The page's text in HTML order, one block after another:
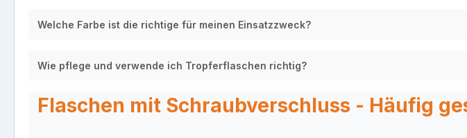
Welche Farbe ist die richtige für meinen Einsatzzweck?
Wie pflege und verwende ich Tropferflaschen richtig?
Flaschen mit Schraubverschluss - Häufig